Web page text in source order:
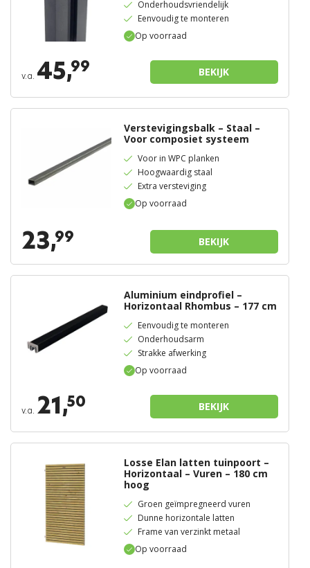
Op voorraad
Onderhoudsvriendelijk
Eenvoudig te monteren
v.a. 45,99 BEKIJK
Op voorraad
Verstevigingsbalk – Staal –
Voor composiet systeem
Voor in WPC planken
Hoogwaardig staal
Extra versteviging
23,99 BEKIJK
Op voorraad
Aluminium eindprofiel –
Horizontaal Rhombus – 177 cm
Eenvoudig te monteren
Onderhoudsarm
Strakke afwerking
v.a. 21,50 BEKIJK
Op voorraad
Losse Elan latten tuinpoort –
Horizontaal – Vuren – 180 cm
hoog
Groen geïmpregneerd vuren
Dunne horizontale latten
Frame van verzinkt metaal